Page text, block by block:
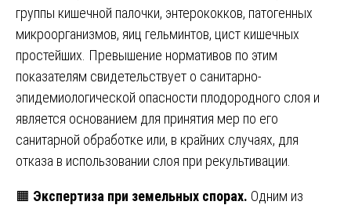
группы кишечной палочки, энтерококков, патогенных
микроорганизмов, яиц гельминтов, цист кишечных
простейших. Превышение нормативов по этим
показателям свидетельствует о санитарно-
эпидемиологической опасности плодородного слоя и
является основанием для принятия мер по его
санитарной обработке или, в крайних случаях, для
отказа в использовании слоя при рекультивации.
🟧 Экспертиза при земельных спорах. Одним из